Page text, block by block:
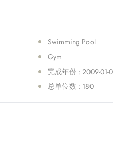
Swimming Pool
Gym
完成年份 : 2009-01-
总单位数 : 180